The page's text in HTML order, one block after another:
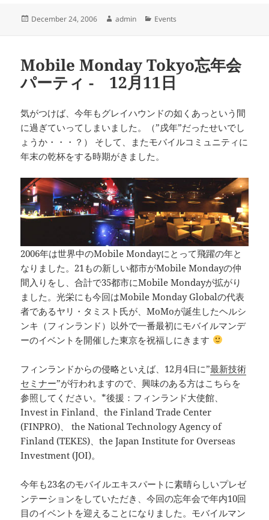
Posted
December 24, 2006 Author
admin Categories
Events
Mobile Monday Tokyo忘年会
パーティ - 12月11日
気がつけば、今年もグレイハウンドの如くあっという間
に過ぎていってしまいました。（”戌年”だったせいでし
ょうか・・・？） そして、またモバイルコミュニティに
年末の乾杯をする時期がきました。
2006年は世界中のMobile Mondayにとって飛躍の年と
なりました。21もの新しい都市がMobile Mondayの仲
間入りをし、合計で35都市にMobile Mondayが拡がり
ました。光栄にも今回はMobile Monday Globalの代表
者であるヤリ・タミスト氏が、MoMoが誕生したヘルシ
ンキ（フィンランド）以外で一番最初にモバイルマンデ
ーのイベントを開催した東京を祝福しにきます
フィンランドからの侵略といえば、12月4日に”最新技術
セミナー”が行われますので、興味のある方はこちらを
参照してください。*後援：フィンランド大使館、
Invest in Finland、the Finland Trade Center
(FINPRO)、 the National Technology Agency of
Finland (TEKES)、the Japan Institute for Overseas
Investment (JOI)。
今年も23名のモバイルエキスパートに素晴らしいプレゼ
ンテーションをしていただき、今回の忘年会で年内10回
目のイベントを迎えることになりました。モバイルマン